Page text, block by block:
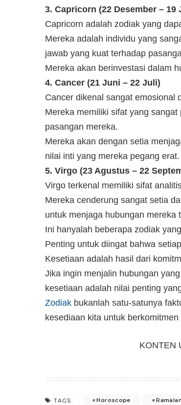
3. Capricorn (22 Desember – 19
Capricorn adalah zodiak yang
Mereka adalah individu yang
jawab yang kuat terhadap
Mereka akan berinvestasi dalam
4. Cancer (21 Juni – 22 Juli)
Cancer dikenal sangat emosional
Mereka memiliki sifat yang
pasangan mereka.
Mereka akan dengan setia
nilai inti yang mereka pegang erat.
5. Virgo (23 Agustus – 22
Virgo terkenal memiliki sifat
Mereka cenderung sangat setia
untuk menjaga hubungan mereka
Ini hanyalah beberapa zodiak
Penting untuk diingat bahwa
Kesetiaan adalah hasil dari
Jika ingin menjalin hubungan
kesetiaan adalah nilai penting
Zodiak bukanlah satu-satunya
kesediaan kita untuk
KONTEN
TAGS: Horoscope